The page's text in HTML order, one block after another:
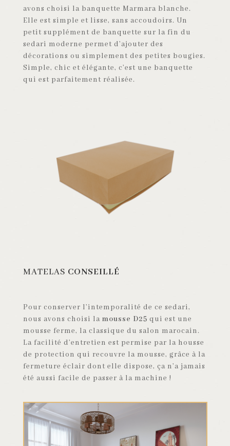
avons choisi la banquette Marmara blanche.
Elle est simple et lisse, sans accoudoirs. Un
petit supplément de banquette sur la fin du
sedari moderne permet d’ajouter des
décorations ou simplement des petites bougies.
Simple, chic et élégante, c’est une banquette
qui est parfaitement réalisée.
MATELAS CONSEILLÉ
Pour conserver l’intemporalité de ce sedari,
nous avons choisi la mousse D25 qui est une
mousse ferme, la classique du salon marocain.
La facilité d’entretien est permise par la housse
de protection qui recouvre la mousse, grâce à la
fermeture éclair dont elle dispose, ça n’a jamais
été aussi facile de passer à la machine !